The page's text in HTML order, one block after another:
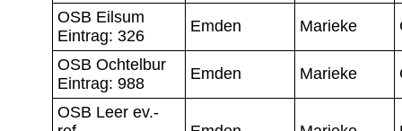
OSB Eilsum
Eintrag: 326
Emden Marieke
OSB Ochtelbur
Eintrag: 988
Emden Marieke
OSB Leer ev.-